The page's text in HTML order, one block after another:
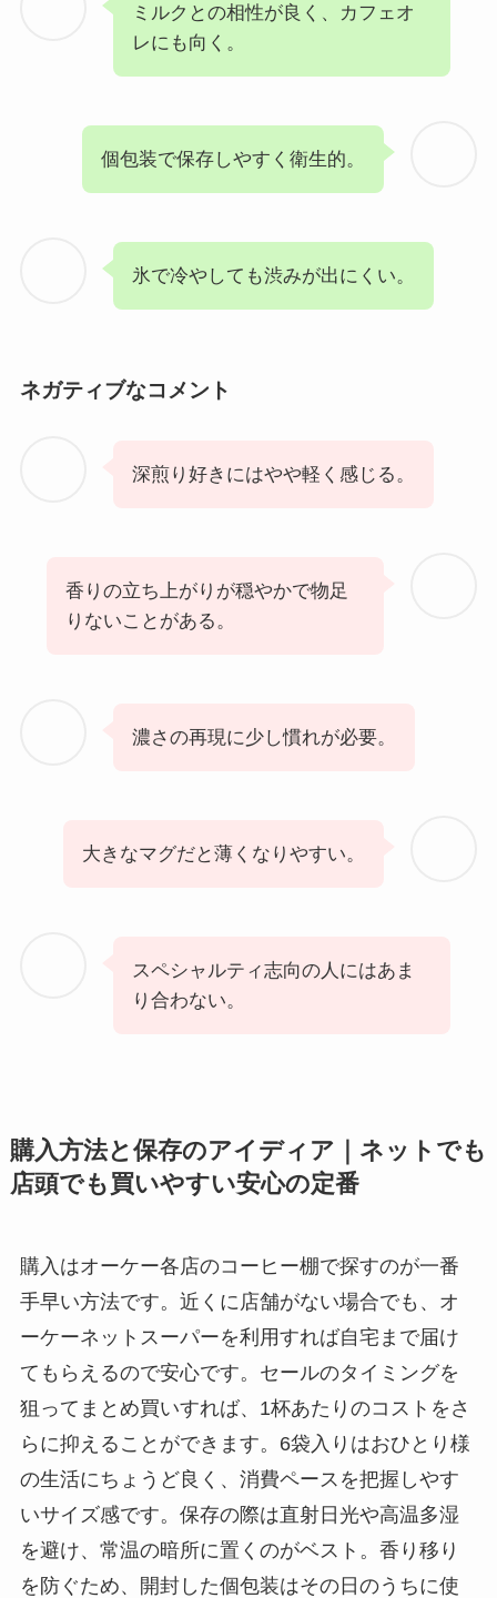
ミルクとの相性が良く、カフェオ
レにも向く。
個包装で保存しやすく衛生的。
氷で冷やしても渋みが出にくい。
ネガティブなコメント
深煎り好きにはやや軽く感じる。
香りの立ち上がりが穏やかで物足
りないことがある。
濃さの再現に少し慣れが必要。
大きなマグだと薄くなりやすい。
スペシャルティ志向の人にはあま
り合わない。
購入方法と保存のアイディア｜ネットでも
店頭でも買いやすい安心の定番
購入はオーケー各店のコーヒー棚で探すのが一番
手早い方法です。近くに店舗がない場合でも、オ
ーケーネットスーパーを利用すれば自宅まで届け
てもらえるので安心です。セールのタイミングを
狙ってまとめ買いすれば、1杯あたりのコストをさ
らに抑えることができます。6袋入りはおひとり様
の生活にちょうど良く、消費ペースを把握しやす
いサイズ感です。保存の際は直射日光や高温多湿
を避け、常温の暗所に置くのがベスト。香り移り
を防ぐため、開封した個包装はその日のうちに使